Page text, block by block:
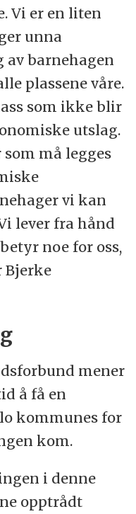
Vi er en liten
unna
barnehagen
plassene våre.
som ikke blir
utslag.
må legges
vi kan
lever fra hånd
noe for oss,
Bjerke
mener
å få en
kommunes for
kom.
i denne
opptrådt